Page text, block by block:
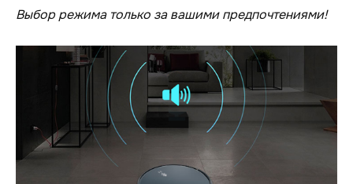
Выбор режима только за вашими предпочтениями!